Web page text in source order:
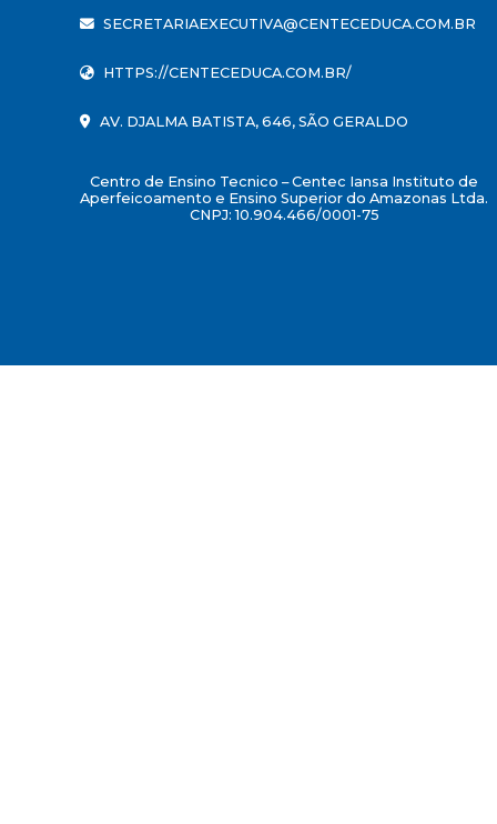
SECRETARIAEXECUTIVA@CENTECEDUCA.COM.BR
HTTPS://CENTECEDUCA.COM.BR/
AV. DJALMA BATISTA, 646, SÃO GERALDO
Centro de Ensino Tecnico – Centec Iansa Instituto de
Aperfeicoamento e Ensino Superior do Amazonas Ltda.
CNPJ: 10.904.466/0001-75